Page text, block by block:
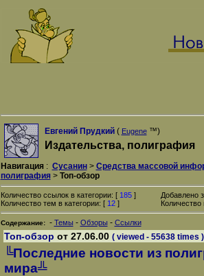
Евгений Прудкий( Eugene™)
Издательства, полиграфия
Навигация: Сусанин> Средства массовой
полиграфия> Топ-обзор
Количество ссылок в категории: [ 185]
Количество тем в категории: [ 12]
Добавлено
Содержание: - Темы - Обзоры - Ссылки
Топ-обзор от 27.06.00 ( viewed - 55638 times )
╚Последние новости из
мира╩